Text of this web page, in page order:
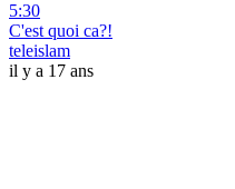
5:30
C'est quoi ca?!
teleislam
il y a 17 ans